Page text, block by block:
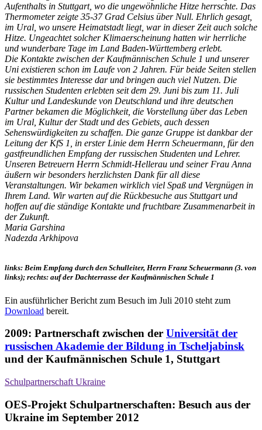
Aufenthalts in Stuttgart, wo die ungewöhnliche Hitze herrschte. Das
Thermometer zeigte 35-37 Grad Celsius über Null. Ehrlich gesagt,
im Ural, wo unsere Heimatstadt liegt, war in dieser Zeit auch solche
Hitze. Ungeachtet solcher Klimaerscheinung hatten wir herrliche
und wunderbare Tage im Land Baden-Württemberg erlebt.
Die Kontakte zwischen der Kaufmännischen Schule 1 und unserer
Uni existieren schon im Laufe von 2 Jahren. Für beide Seiten stellen
sie bestimmtes Interesse dar und bringen auch viel Nutzen. Die
russischen Studenten erlebten seit dem 29. Juni bis zum 11. Juli
Kultur und Landeskunde von Deutschland und ihre deutschen
Partner bekamen die Möglichkeit, die Vorstellung über das Leben
im Ural, Kultur der Stadt und des Gebiets, auch dessen
Sehenswürdigkeiten zu schaffen. Die ganze Gruppe ist dankbar der
Leitung der KfS 1, in erster Linie dem Herrn Scheuermann, für den
gastfreundlichen Empfang der russischen Studenten und Lehrer.
Unseren Betreuern Herrn Schmidt-Hellerau und seiner Frau Anna
äußern wir besonders herzlichsten Dank für all diese
Veranstaltungen. Wir bekamen wirklich viel Spaß und Vergnügen in
Ihrem Land. Wir warten auf die Rückbesuche aus Stuttgart und
hoffen auf die ständige Kontakte und fruchtbare Zusammenarbeit in
der Zukunft.
Maria Garshina
Nadezda Arkhipova
links: Beim Empfang durch den Schulleiter, Herrn Franz Scheuermann (3. von
links); rechts: auf der Dachterrasse der Kaufmännischen Schule 1
Ein ausführlicher Bericht zum Besuch im Juli 2010 steht zum
Download bereit.
2009: Partnerschaft zwischen der Universität der
russischen Akademie der Bildung in Tscheljabinsk
und der Kaufmännischen Schule 1, Stuttgart
Schulpartnerschaft Ukraine
OES-Projekt Schulpartnerschaften: Besuch aus der
Ukraine im September 2012